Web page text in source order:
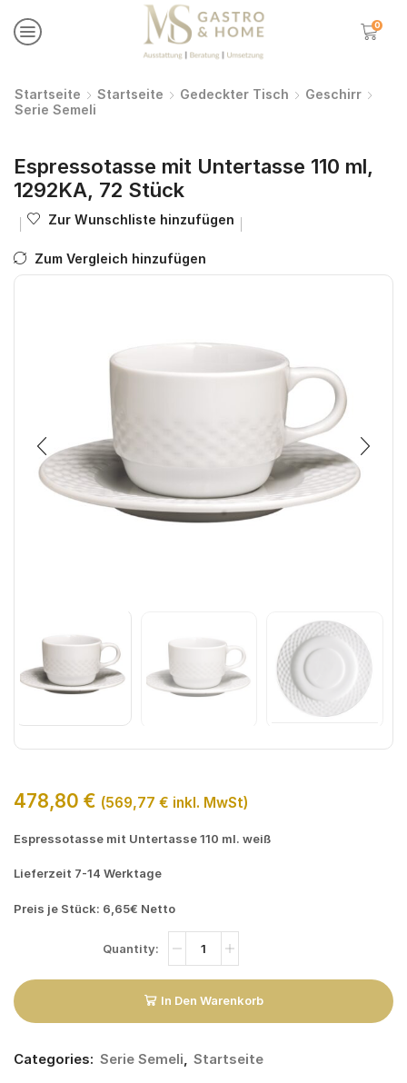
0
Startseite Startseite Gedeckter Tisch
Geschirr
Serie Semeli
Espressotasse mit Untertasse 110 ml,
1292KA, 72 Stück
Zur Wunschliste hinzufügen
Zum Vergleich hinzufügen
478,80 € (569,77 € inkl. MwSt)
Espressotasse mit Untertasse 110 ml. weiß
Lieferzeit 7-14 Werktage
Preis je Stück: 6,65€ Netto
In Den Warenkorb
Categories: Serie Semeli, Startseite